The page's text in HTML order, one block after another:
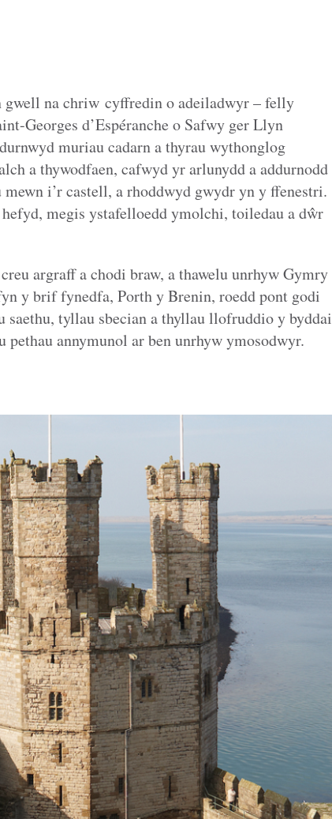
gwell na chriw cyffredin o adeiladwyr – felly
Georges d’Espéranche o Safwy ger Llyn
muriau cadarn a thyrau wythonglog
a thywodfaen, cafwyd yr arlunydd a addurnodd
i’r castell, a rhoddwyd gwydr yn y ffenestri.
megis ystafelloedd ymolchi, toiledau a dŵr
argraff a chodi braw, a thawelu unrhyw Gymry
y brif fynedfa, Porth y Brenin, roedd pont godi
saethu, tyllau sbecian a thyllau llofruddio y byddai
annymunol ar ben unrhyw ymosodwyr.